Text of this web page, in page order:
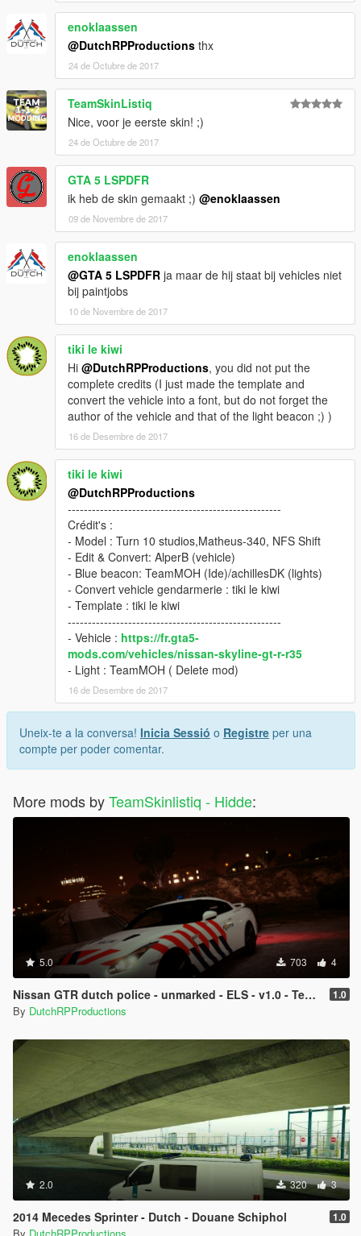
enoklaassen
@DutchRPProductions thx
24 de Octubre de 2017
TeamSkinListiq
Nice, voor je eerste skin! ;)
24 de Octubre de 2017
GTA 5 LSPDFR
ik heb de skin gemaakt ;) @enoklaassen
09 de Novembre de 2017
enoklaassen
@GTA 5 LSPDFR ja maar de hij staat bij vehicles niet
bij paintjobs
10 de Novembre de 2017
tiki le kiwi
Hi @DutchRPProductions, you did not put the
complete credits (I just made the template and
convert the vehicle into a font, but do not forget the
author of the vehicle and that of the light beacon ;) )
16 de Desembre de 2017
tiki le kiwi
@DutchRPProductions
-----------------------------------------------------
Crédit's :
- Model : Turn 10 studios,Matheus-340, NFS Shift
- Edit & Convert: AlperB (vehicle)
- Blue beacon: TeamMOH (Ide)/achillesDK (lights)
- Convert vehicle gendarmerie : tiki le kiwi
- Template : tiki le kiwi
-----------------------------------------------------
- Vehicle : https://fr.gta5-
mods.com/vehicles/nissan-skyline-gt-r-r35
- Light : TeamMOH ( Delete mod)
16 de Desembre de 2017
Uneix-te a la conversa! Inicia Sessió o Registre per una
compte per poder comentar.
More mods byTeamSkinlistiq - Hidde:
5.0 703 4
Nissan GTR dutch police - unmarked - ELS - v1.0 - TeamSkinlistiq 1.0
By DutchRPProductions
2.0 320 3
2014 Mecedes Sprinter - Dutch - Douane Schiphol 1.0
By DutchRPProductions